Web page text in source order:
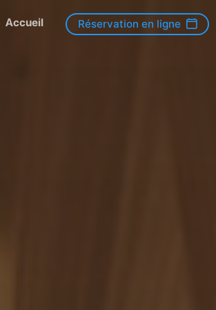
Accueil Réservation en ligne